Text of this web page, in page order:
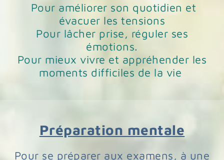
Pour améliorer son quotidien et
évacuer les tensions
Pour lâcher prise, réguler ses
émotions.
Pour mieux vivre et appréhender les
moments difficiles de la vie
Préparation mentale
Pour se préparer aux examens, à une